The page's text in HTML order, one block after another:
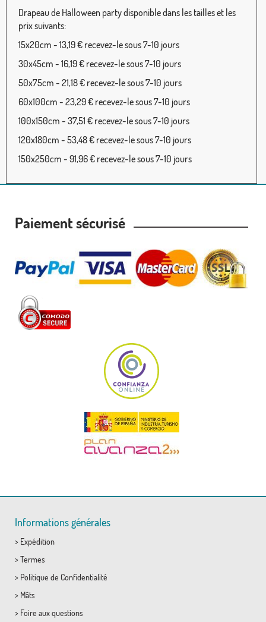
Drapeau de Halloween party disponible dans les tailles et les
prix suivants:
15x20cm - 13,19 € recevez-le sous 7-10 jours
30x45cm - 16,19 € recevez-le sous 7-10 jours
50x75cm - 21,18 € recevez-le sous 7-10 jours
60x100cm - 23,29 € recevez-le sous 7-10 jours
100x150cm - 37,51 € recevez-le sous 7-10 jours
120x180cm - 53,48 € recevez-le sous 7-10 jours
150x250cm - 91,96 € recevez-le sous 7-10 jours
Paiement sécurisé
Informations générales
> Expédition
> Termes
> Politique de Confidentialité
> Mâts
> Foire aux questions